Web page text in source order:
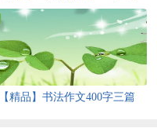
【精品】书法作文400字三篇